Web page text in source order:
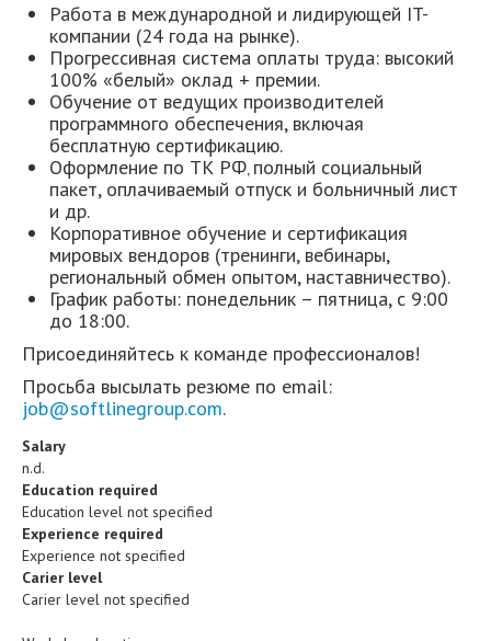
Работа в международной и лидирующей IT-
компании (24 года на рынке).
Прогрессивная система оплаты труда: высокий
100% «белый» оклад + премии.
Обучение от ведущих производителей
программного обеспечения, включая
бесплатную сертификацию.
Оформление по ТК РФ‚ полный социальный
пакет, оплачиваемый отпуск и больничный лист
и др.
Корпоративное обучение и сертификация
мировых вендоров (тренинги, вебинары,
региональный обмен опытом, наставничество).
График работы: понедельник – пятница, с 9:00
до 18:00.
Присоединяйтесь к команде профессионалов!
Просьба высылать резюме по email:
job@softlinegroup.com.
Salary
n.d.
Education required
Education level not specified
Experience required
Experience not specified
Carier level
Carier level not specified